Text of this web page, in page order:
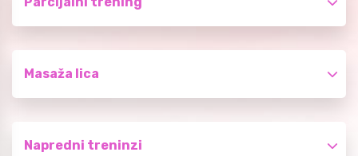
Masaža lica
Napredni treninzi